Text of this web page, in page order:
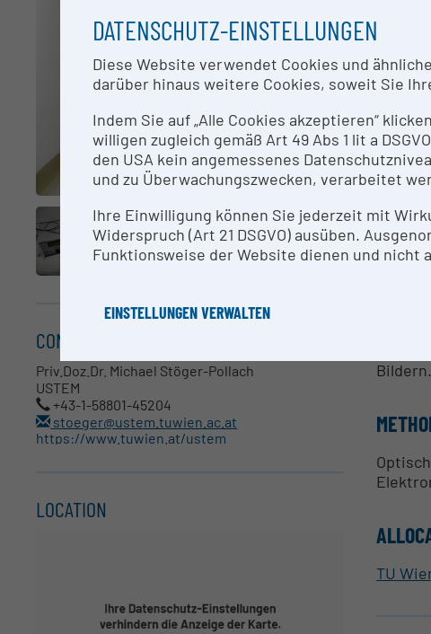
Die
Die
Das
Bildern.
TU
CONTACT
Priv.Doz.Dr. Michael Stöger-Pollach
USTEM
+43-1-58801-45204
stoeger@ustem.tuwien.ac.at
https://www.tuwien.at/ustem
LOCATION
DATENSCHUTZ-EINSTELLUNGEN
Diese Website verwendet Cookies und
darüber hinaus weitere Cookies, soweit Sie
Indem Sie auf „Alle Cookies akzeptieren“
willigen zugleich gemäß Art 49 Abs 1 lit a
den USA kein angemessenes
und zu Überwachungszwecken, verarbeitet
Ihre Einwilligung können Sie jederzeit mit
Widerspruch (Art 21 DSGVO) ausüben.
Funktionsweise der Website dienen und nicht
EINSTELLUNGEN VERWALTEN